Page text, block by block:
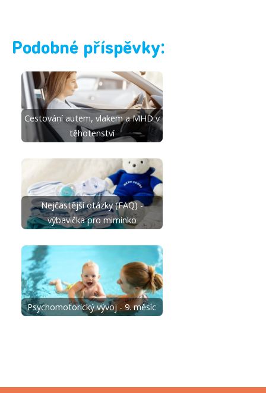
Podobné příspěvky:
Cestování autem, vlakem a MHD v
těhotenství
Nejčastější otázky (FAQ) -
výbavička pro miminko
Psychomotorický vývoj - 9. měsíc